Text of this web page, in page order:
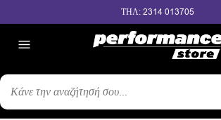
ΤΗΛ: 2314 013705
ΑΝΑΖΉΤΗΣΗ
ΠΡΟΪΌΝΤΩΝ